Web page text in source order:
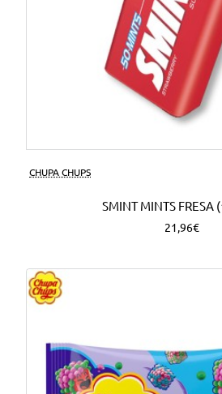
CHUPA CHUPS
SMINT MINTS FRESA
21,96€